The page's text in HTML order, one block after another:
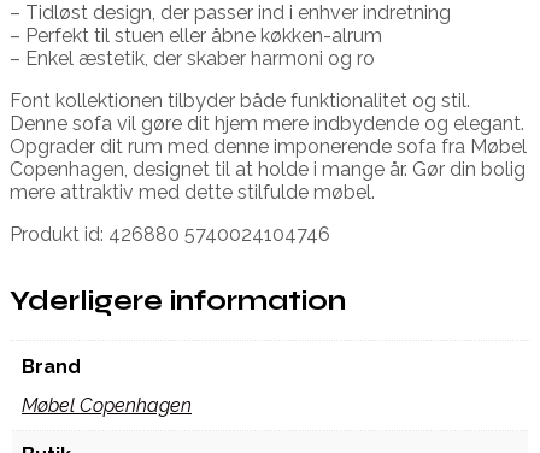
– Tidløst design, der passer ind i enhver indretning
– Perfekt til stuen eller åbne køkken-alrum
– Enkel æstetik, der skaber harmoni og ro
Font kollektionen tilbyder både funktionalitet og stil.
Denne sofa vil gøre dit hjem mere indbydende og elegant.
Opgrader dit rum med denne imponerende sofa fra Møbel
Copenhagen, designet til at holde i mange år. Gør din bolig
mere attraktiv med dette stilfulde møbel.
Produkt id: 426880 5740024104746
Yderligere information
Brand
Møbel Copenhagen